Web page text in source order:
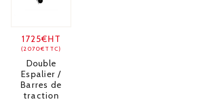
1725€HT
(2070€TTC)
Double
Espalier /
Barres de
traction